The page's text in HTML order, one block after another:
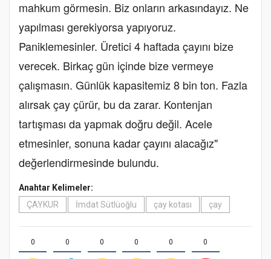
mahkum görmesin. Biz onların arkasındayız. Ne
yapılması gerekiyorsa yapıyoruz.
Paniklemesinler. Üretici 4 haftada çayını bize
verecek. Birkaç gün içinde bize vermeye
çalışmasın. Günlük kapasitemiz 8 bin ton. Fazla
alırsak çay çürür, bu da zarar. Kontenjan
tartışması da yapmak doğru değil. Acele
etmesinler, sonuna kadar çayını alacağız"
değerlendirmesinde bulundu.
Anahtar Kelimeler:
ÇAYKUR
İmdat Sütlüoğlu çay kotası çay
0 0 0 0 0 0